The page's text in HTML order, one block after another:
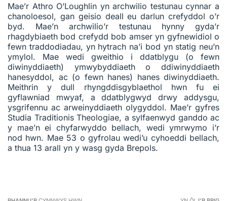
Mae’r Athro O’Loughlin yn archwilio testunau cynnar a
chanoloesol, gan geisio deall eu darlun crefyddol o’r
byd. Mae’n archwilio’r testunau hynny gyda’r
rhagdybiaeth bod crefydd bob amser yn gyfnewidiol o
fewn traddodiadau, yn hytrach na’i bod yn statig neu’n
ymylol. Mae wedi gweithio i ddatblygu (o fewn
diwinyddiaeth) ymwybyddiaeth o ddiwinyddiaeth
hanesyddol, ac (o fewn hanes) hanes diwinyddiaeth.
Meithrin y dull rhyngddisgyblaethol hwn fu ei
gyflawniad mwyaf, a ddatblygwyd drwy addysgu,
ysgrifennu ac arweinyddiaeth olygyddol. Mae’r gyfres
Studia Traditionis Theologiae, a sylfaenwyd ganddo ac
y mae’n ei chyfarwyddo bellach, wedi ymrwymo i’r
nod hwn. Mae 53 o gyfrolau wedi’u cyhoeddi bellach,
a thua 13 arall yn y wasg gyda Brepols.